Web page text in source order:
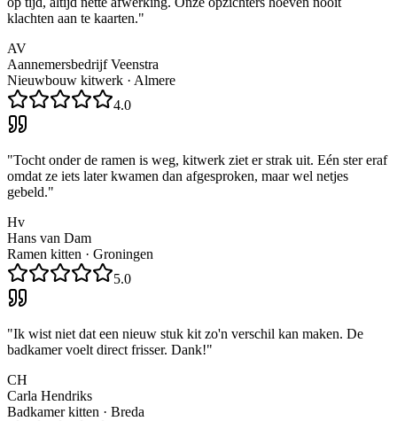
klachten aan te kaarten."
AV
Aannemersbedrijf Veenstra
Nieuwbouw kitwerk · Almere
4.0
"Tocht onder de ramen is weg, kitwerk ziet er strak uit. Eén ster eraf
omdat ze iets later kwamen dan afgesproken, maar wel netjes
gebeld."
Hv
Hans van Dam
Ramen kitten · Groningen
5.0
"Ik wist niet dat een nieuw stuk kit zo'n verschil kan maken. De
badkamer voelt direct frisser. Dank!"
CH
Carla Hendriks
Badkamer kitten · Breda